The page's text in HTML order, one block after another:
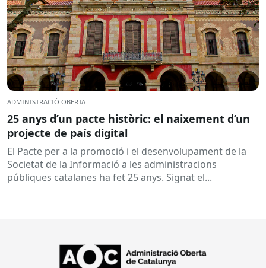
ADMINISTRACIÓ OBERTA
25 anys d’un pacte històric: el naixement d’un
projecte de país digital
El Pacte per a la promoció i el desenvolupament de la
Societat de la Informació a les administracions
públiques catalanes ha fet 25 anys. Signat el...